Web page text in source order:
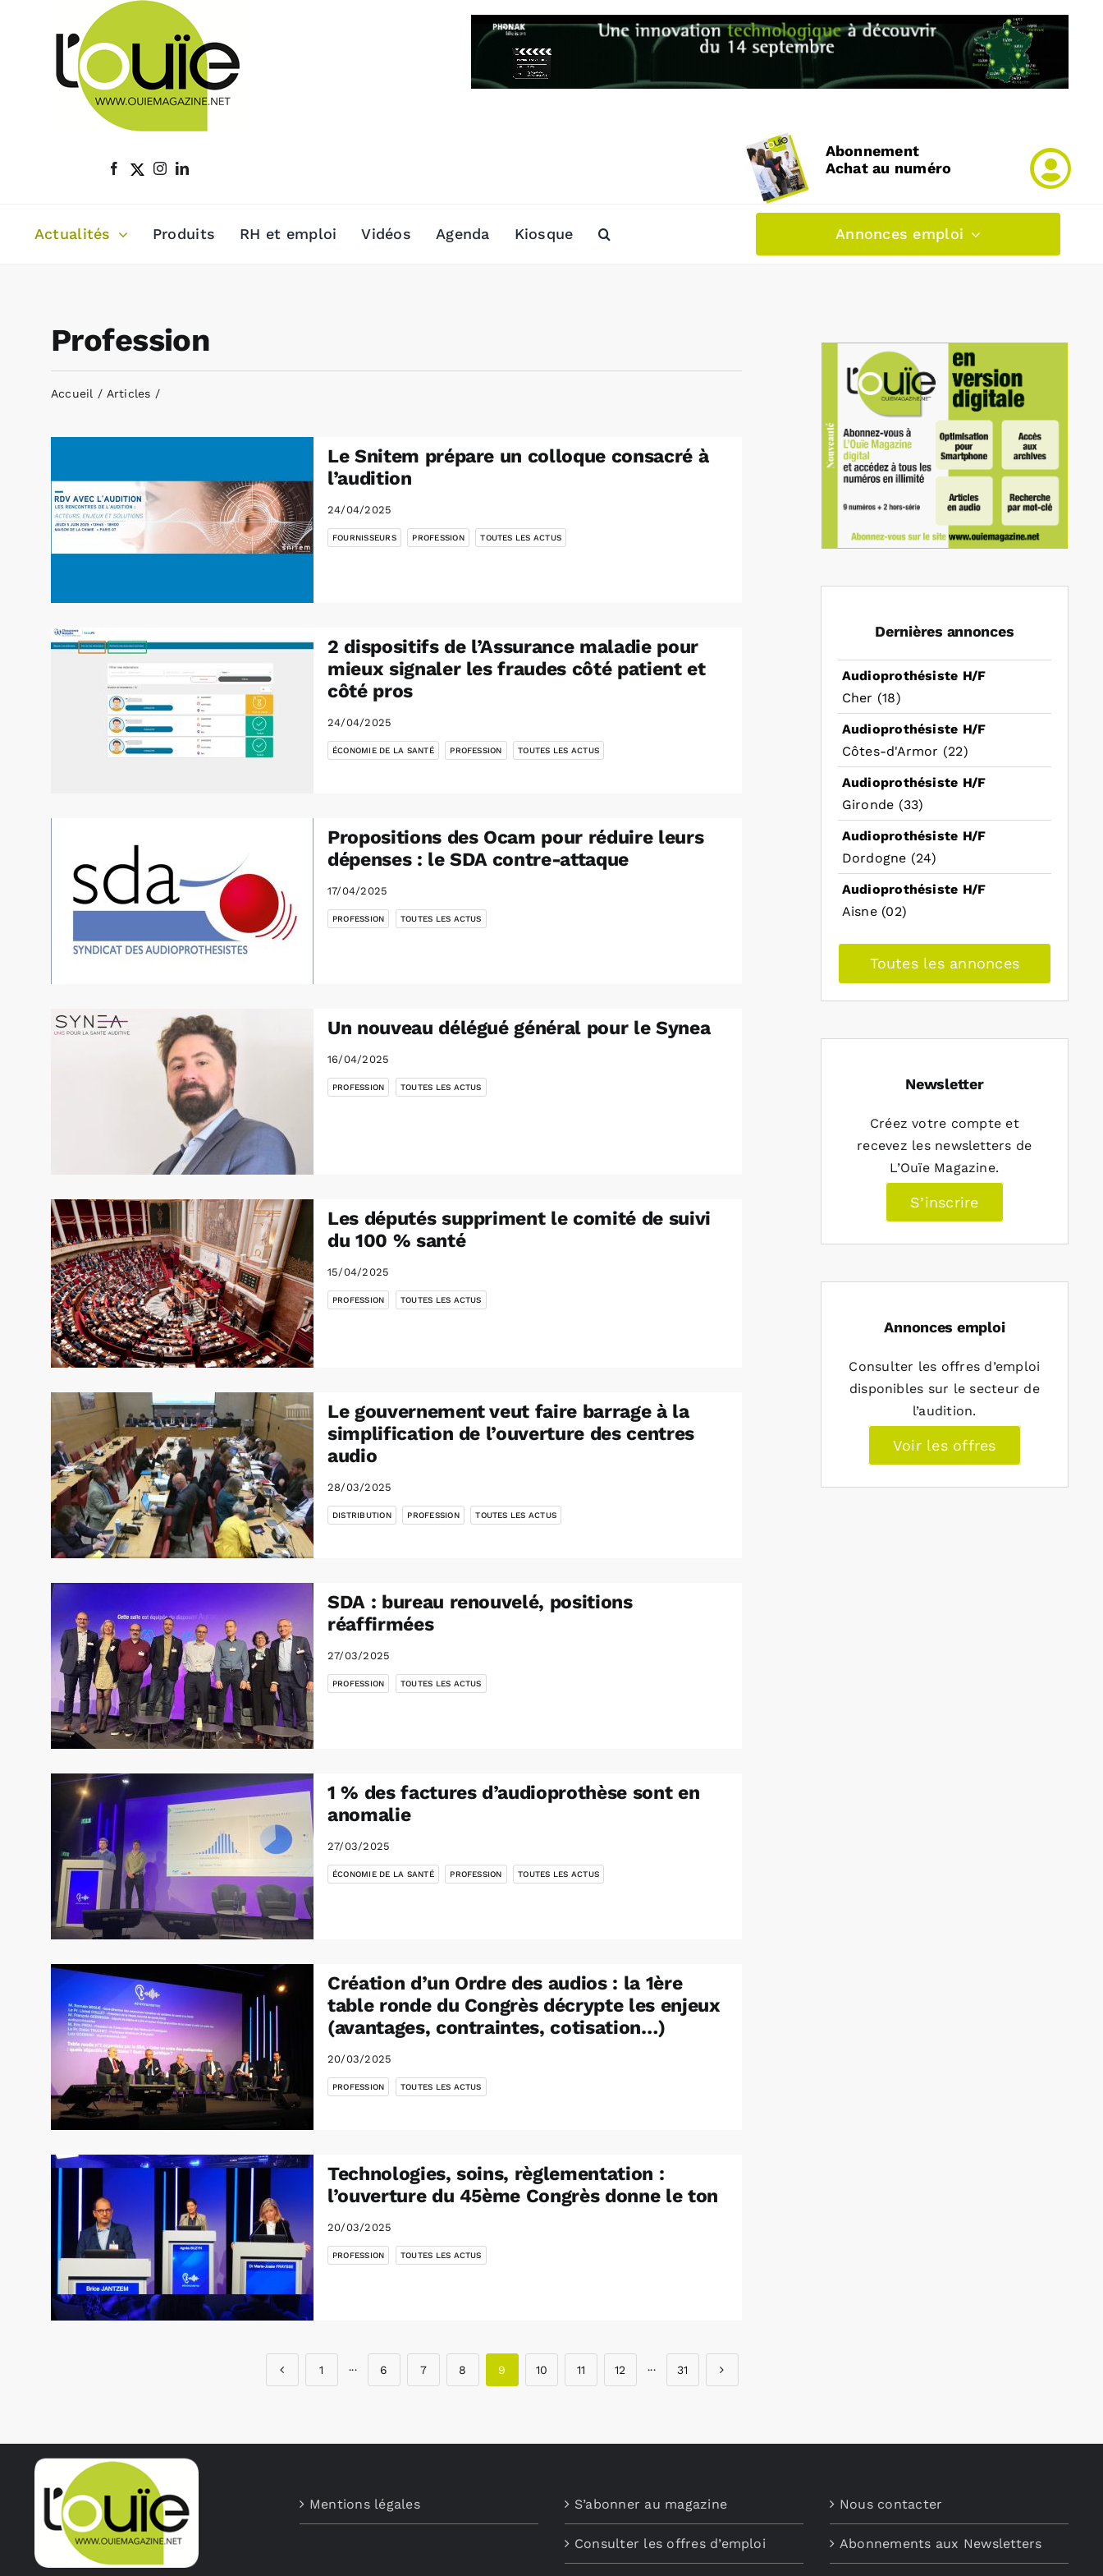
Abonnement
Achat au numéro
Actualités Produits RH et emploi Vidéos Agenda Kiosque Annonces emploi
Profession
Accueil Articles
Le Snitem prépare un colloque consacré à
l’audition
24/04/2025
FOURNISSEURS PROFESSION TOUTES LES ACTUS
2 dispositifs de l’Assurance maladie pour
mieux signaler les fraudes côté patient et
côté pros
24/04/2025
ÉCONOMIE DE LA SANTÉ PROFESSION TOUTES LES ACTUS
Propositions des Ocam pour réduire leurs
dépenses : le SDA contre-attaque
17/04/2025
PROFESSION TOUTES LES ACTUS
Un nouveau délégué général pour le Synea
16/04/2025
PROFESSION TOUTES LES ACTUS
Les députés suppriment le comité de suivi
du 100 % santé
15/04/2025
PROFESSION TOUTES LES ACTUS
Le gouvernement veut faire barrage à la
simplification de l’ouverture des centres
audio
28/03/2025
DISTRIBUTION PROFESSION TOUTES LES ACTUS
SDA : bureau renouvelé, positions
réaffirmées
27/03/2025
PROFESSION TOUTES LES ACTUS
1 % des factures d’audioprothèse sont en
anomalie
27/03/2025
ÉCONOMIE DE LA SANTÉ PROFESSION TOUTES LES ACTUS
Création d’un Ordre des audios : la 1ère
table ronde du Congrès décrypte les enjeux
(avantages, contraintes, cotisation…)
20/03/2025
PROFESSION
,
TOUTES LES ACTUS
Technologies, soins, règlementation :
l’ouverture du 45ème Congrès donne le ton
20/03/2025
PROFESSION
,
TOUTES LES ACTUS
1 ··· 6 7 8 9 10 11 12 ··· 31
Dernières annonces
Audioprothésiste H/F
Cher (18)
Audioprothésiste H/F
Côtes-d'Armor (22)
Audioprothésiste H/F
Gironde (33)
Audioprothésiste H/F
Dordogne (24)
Audioprothésiste H/F
Aisne (02)
Toutes les annonces
Newsletter
Créez votre compte et
recevez les newsletters de
L’Ouïe Magazine.
S’inscrire
Annonces emploi
Consulter les offres d’emploi
disponibles sur le secteur de
l’audition.
Voir les offres
Mentions légales S’abonner au magazine
Consulter les offres d’emploi
Nous contacter
Abonnements aux Newsletters